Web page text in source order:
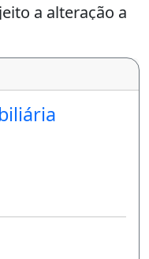
a alteração a
ou lote: